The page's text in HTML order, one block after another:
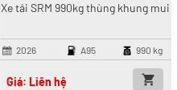
Xe tải SRM 990kg thùng khung mui
2026 A95 990 kg
Giá: Liên hệ